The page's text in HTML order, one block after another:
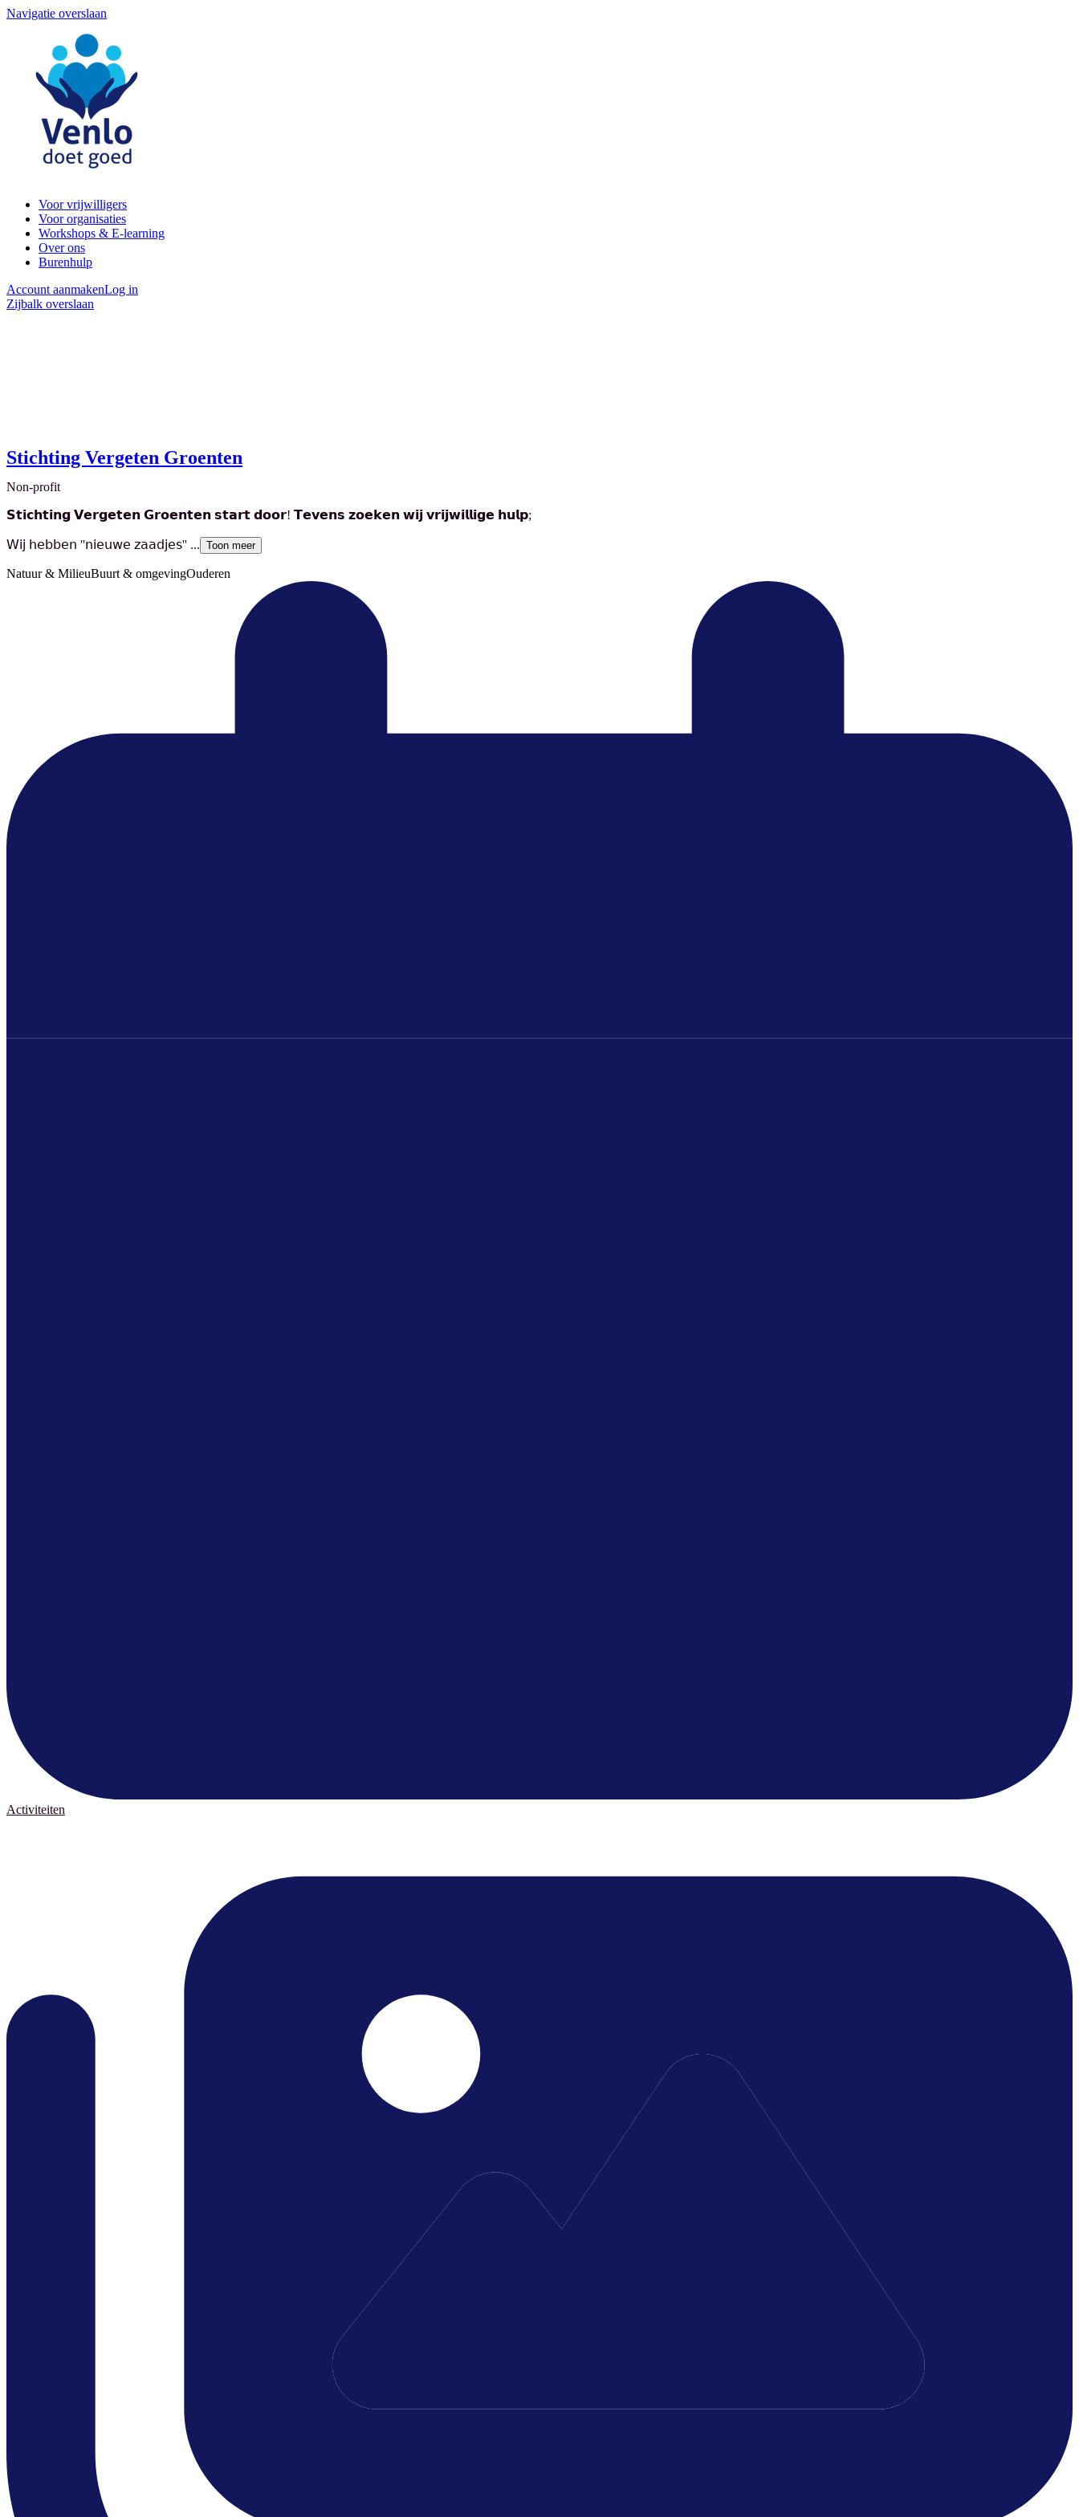
Navigatie overslaan
Voor vrijwilligers
Voor organisaties
Workshops & E-learning
Over ons
Burenhulp
Account aanmakenLog in
Zijbalk overslaan
Stichting Vergeten Groenten
Non-profit
𝗦𝘁𝗶𝗰𝗵𝘁𝗶𝗻𝗴 𝗩𝗲𝗿𝗴𝗲𝘁𝗲𝗻 𝗚𝗿𝗼𝗲𝗻𝘁𝗲𝗻 𝘀𝘁𝗮𝗿𝘁 𝗱𝗼𝗼𝗿! 𝗧𝗲𝘃𝗲𝗻𝘀 𝘇𝗼𝗲𝗸𝗲𝗻 𝘄𝗶𝗷 𝘃𝗿𝗶𝗷𝘄𝗶𝗹𝗹𝗶𝗴𝗲 𝗵𝘂𝗹𝗽;
𝖶𝗂𝗃 𝗁𝖾𝖻𝖻𝖾𝗇 ''𝗇𝗂𝖾𝗎𝗐𝖾 𝗓𝖺𝖺𝖽𝗃𝖾𝗌'' ... Toon meer
Natuur & MilieuBuurt & omgevingOuderen
Activiteiten